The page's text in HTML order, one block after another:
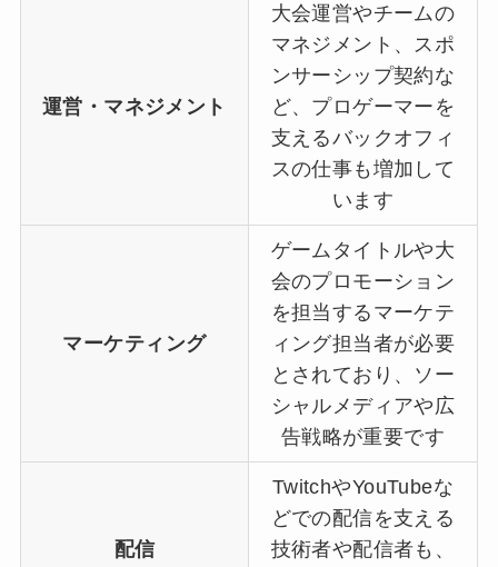
運営・マネジメント
大会運営やチームの
マネジメント、スポ
ンサーシップ契約な
ど、プロゲーマーを
支えるバックオフィ
スの仕事も増加して
います
マーケティング
ゲームタイトルや大
会のプロモーション
を担当するマーケテ
ィング担当者が必要
とされており、ソー
シャルメディアや広
告戦略が重要です
配信
TwitchやYouTubeな
どでの配信を支える
技術者や配信者も、